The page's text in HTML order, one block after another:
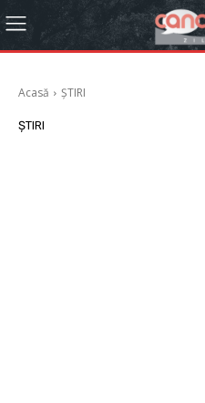
Acasă ȘTIRI
ȘTIRI